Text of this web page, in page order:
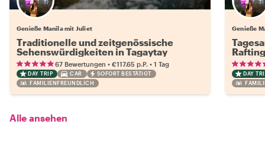
Genieße Manila mit Juliet
Traditionelle und zeitgenössische
Sehenswürdigkeiten in Tagaytay
67 Bewertungen • €117.65 p.P. • 1 Tag
DAY TRIP CAR
SOFORT BESTÄTIGT
FAMILIENFREUNDLICH
Genieße
Rafting
DAY
Alle ansehen